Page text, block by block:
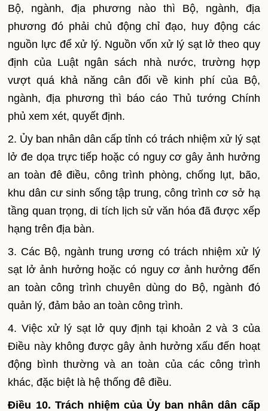
Bộ, ngành, địa phương nào thì Bộ, ngành, địa
phương đó phải chủ động chỉ đạo, huy động các
nguồn lực để xử lý. Nguồn vốn xử lý sạt lở theo quy
định của Luật ngân sách nhà nước, trường hợp
vượt quá khả năng cân đối về kinh phí của Bộ,
ngành, địa phương thì báo cáo Thủ tướng Chính
phủ xem xét, quyết định.
2. Ủy ban nhân dân cấp tỉnh có trách nhiệm xử lý sạt
lở đe dọa trực tiếp hoặc có nguy cơ gây ảnh hưởng
an toàn đê điều, công trình phòng, chống lụt, bão,
khu dân cư sinh sống tập trung, công trình cơ sở hạ
tầng quan trọng, di tích lịch sử văn hóa đã được xếp
hạng trên địa bàn.
3. Các Bộ, ngành trung ương có trách nhiệm xử lý
sạt lở ảnh hưởng hoặc có nguy cơ ảnh hưởng đến
an toàn công trình chuyên dùng do Bộ, ngành đó
quản lý, đảm bảo an toàn công trình.
4. Việc xử lý sạt lở quy định tại khoản 2 và 3 của
Điều này không được gây ảnh hưởng xấu đến hoạt
động bình thường và an toàn của các công trình
khác, đặc biệt là hệ thống đê điều.
Điều 10. Trách nhiệm của Ủy ban nhân dân cấp